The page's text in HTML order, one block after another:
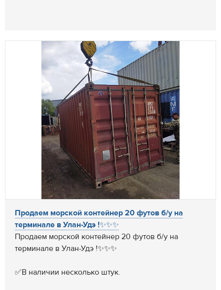
Продаем морской контейнер 20 футов б/у на
терминале в Улан-Удэ !✨✨✨
Продаем морской контейнер 20 футов б/у на
терминале в Улан-Удэ !✨✨✨
✅В наличии несколько штук.